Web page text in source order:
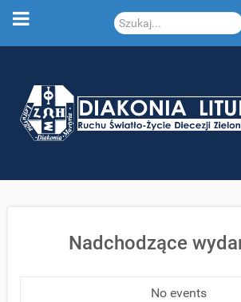
Szukaj...
Nadchodzące
No events